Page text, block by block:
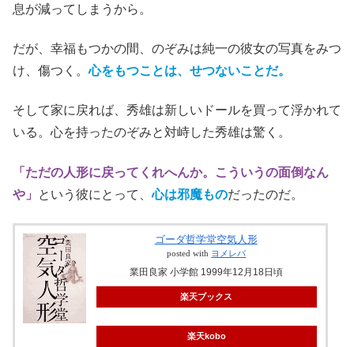
息が減ってしまうから。
だが、幸福もつかの間、のぞみは純一の彼女の写真をみつ
け、傷つく。心をもつことは、せつないことだ。
そして家に戻れば、秀雄は新しいドールを買って浮かれて
いる。心を持ったのぞみと対峙した秀雄は驚く。
「ただの人形に戻ってくれへんか。こういうの面倒なん
や」
という彼にとって、心は邪魔ものだったのだ。
ゴーダ哲学堂空気人形
posted with ヨメレバ
業田良家 小学館 1999年12月18日頃
楽天ブックス
楽天kobo